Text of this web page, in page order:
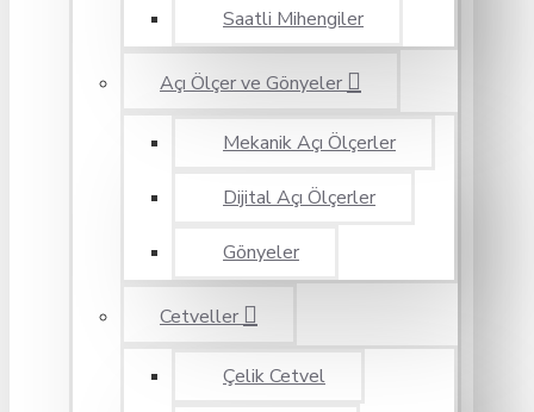
Saatli Mihengiler
Açı Ölçer ve Gönyeler
Mekanik Açı Ölçerler
Dijital Açı Ölçerler
Gönyeler
Cetveller
Çelik Cetvel